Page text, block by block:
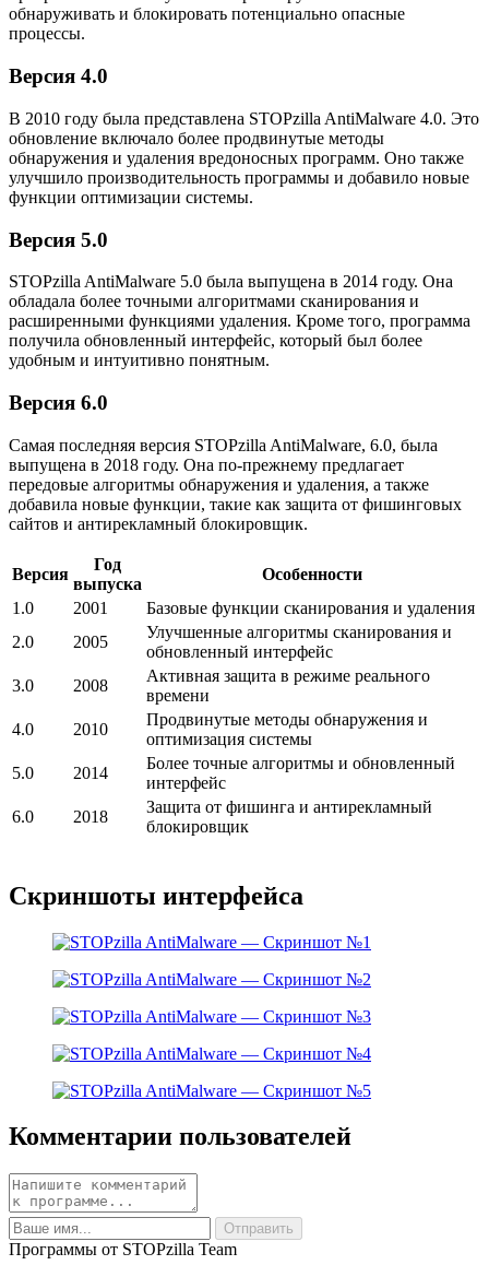
обнаруживать и блокировать потенциально опасные
процессы.
Версия 4.0
В 2010 году была представлена STOPzilla AntiMalware 4.0. Это
обновление включало более продвинутые методы
обнаружения и удаления вредоносных программ. Оно также
улучшило производительность программы и добавило новые
функции оптимизации системы.
Версия 5.0
STOPzilla AntiMalware 5.0 была выпущена в 2014 году. Она
обладала более точными алгоритмами сканирования и
расширенными функциями удаления. Кроме того, программа
получила обновленный интерфейс, который был более
удобным и интуитивно понятным.
Версия 6.0
Самая последняя версия STOPzilla AntiMalware, 6.0, была
выпущена в 2018 году. Она по-прежнему предлагает
передовые алгоритмы обнаружения и удаления, а также
добавила новые функции, такие как защита от фишинговых
сайтов и антирекламный блокировщик.
Версия
Год
выпуска
Особенности
1.0
2001
Базовые функции сканирования и удаления
2.0
2005
Улучшенные алгоритмы сканирования и
обновленный интерфейс
3.0
2008
Активная защита в режиме реального
времени
4.0
2010
Продвинутые методы обнаружения и
оптимизация системы
5.0
2014
Более точные алгоритмы и обновленный
интерфейс
6.0
2018
Защита от фишинга и антирекламный
блокировщик
Скриншоты интерфейса
Комментарии пользователей
Программы от STOPzilla Team